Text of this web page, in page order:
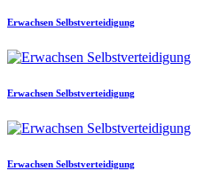
Erwachsen Selbstverteidigung
Erwachsen Selbstverteidigung
Erwachsen Selbstverteidigung